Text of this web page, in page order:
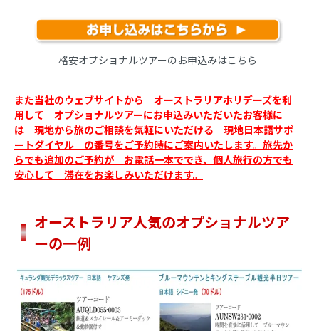
格安オプショナルツアーのお申込みはこちら
また当社のウェブサイトから オーストラリアホリデーズを利
用して オプショナルツアーにお申込みいただいたお客様に
は 現地から旅のご相談を気軽にいただける 現地日本語サポ
ートダイヤル の番号をご予約時にご案内いたします。旅先か
らでも追加のご予約が お電話一本ででき、個人旅行の方でも
安心して 滞在をお楽しみいただけます。
オーストラリア人気のオプショナルツア
ーの一例